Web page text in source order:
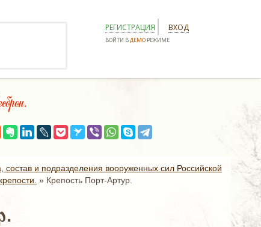
РЕГИСТРАЦИЯ ВХОД
ВОЙТИ ВДЕМО РЕЖИМЕ
состав и подразделения вооруженных сил Российской
» Крепость Порт-Артур.